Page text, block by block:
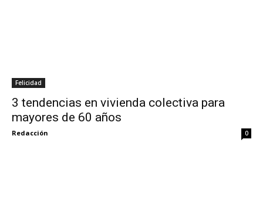
Felicidad
3 tendencias en vivienda colectiva para
mayores de 60 años
Redacción 0